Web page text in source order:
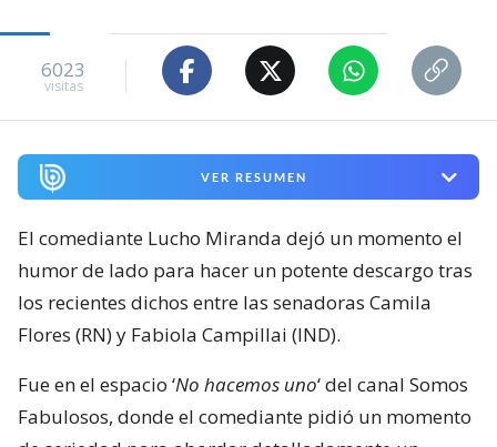
6023
visitas
VER RESUMEN
El comediante Lucho Miranda dejó un momento el
humor de lado para hacer un potente descargo tras
los recientes dichos entre las senadoras Camila
Flores (RN) y Fabiola Campillai (IND).
Fue en el espacio ‘No hacemos uno‘ del canal Somos
Fabulosos, donde el comediante pidió un momento